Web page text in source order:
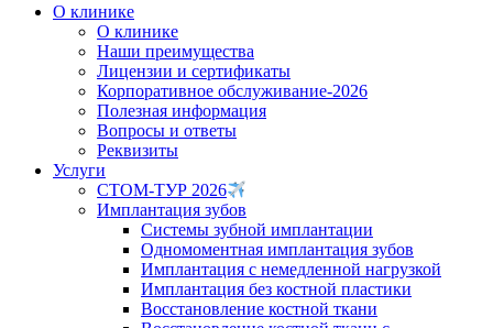
О клинике
О клинике
Наши преимущества
Лицензии и сертификаты
Корпоративное обслуживание-2026
Полезная информация
Вопросы и ответы
Реквизиты
Услуги
СТОМ-ТУР 2026
Имплантация зубов
Системы зубной имплантации
Одномоментная имплантация зубов
Имплантация с немедленной нагрузкой
Имплантация без костной пластики
Восстановление костной ткани